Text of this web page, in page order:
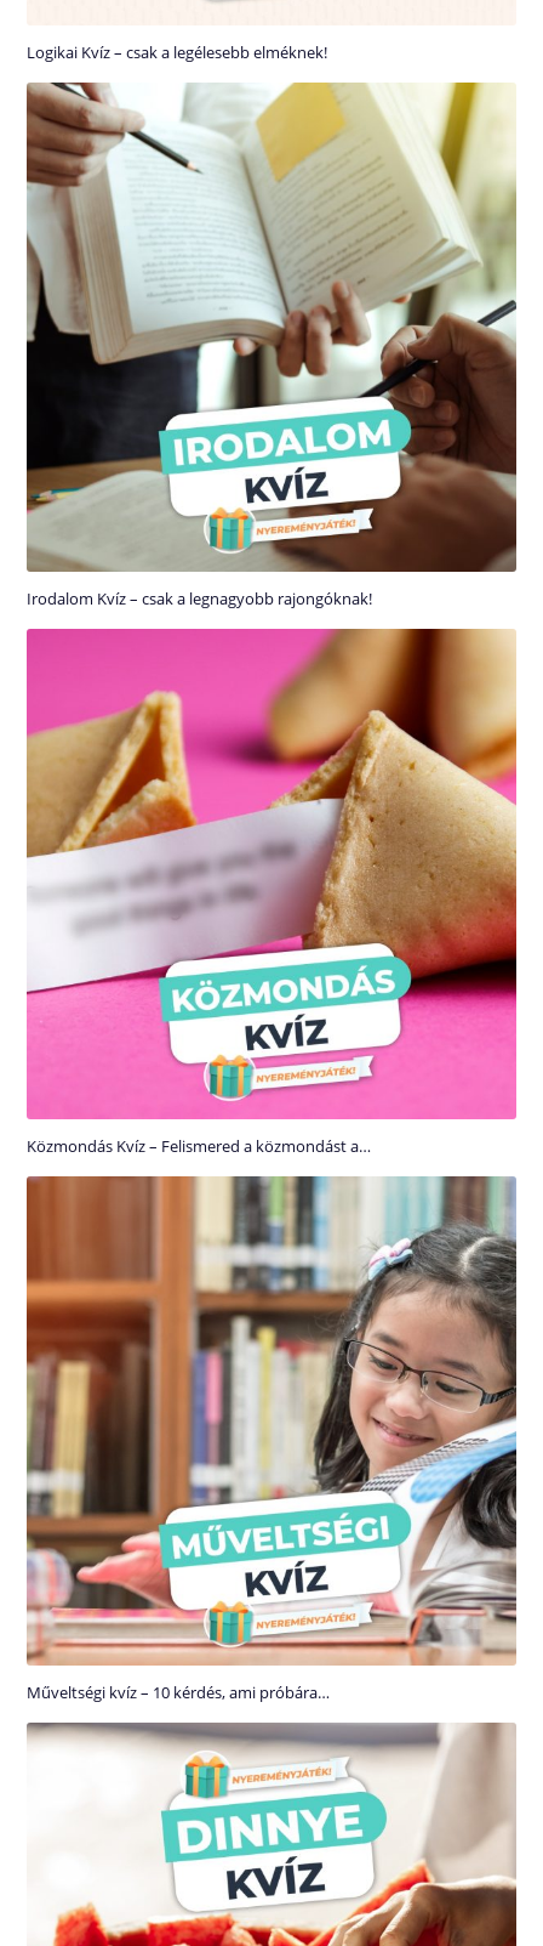
Logikai Kvíz – csak a legélesebb elméknek!
Irodalom Kvíz – csak a legnagyobb rajongóknak!
Közmondás Kvíz – Felismered a közmondást a…
Műveltségi kvíz – 10 kérdés, ami próbára…